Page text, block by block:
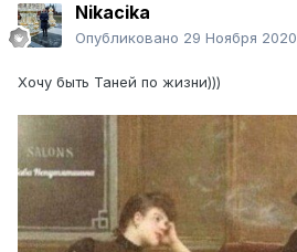
Nikacika
Опубликовано 29 Ноября 2020
Хочу быть Таней по жизни)))